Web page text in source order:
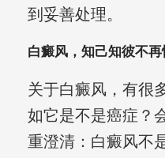
到妥善处理。
白癜风，知己知彼不再
关于白癜风，有很
如它是不是癌症？
重澄清：白癜风不